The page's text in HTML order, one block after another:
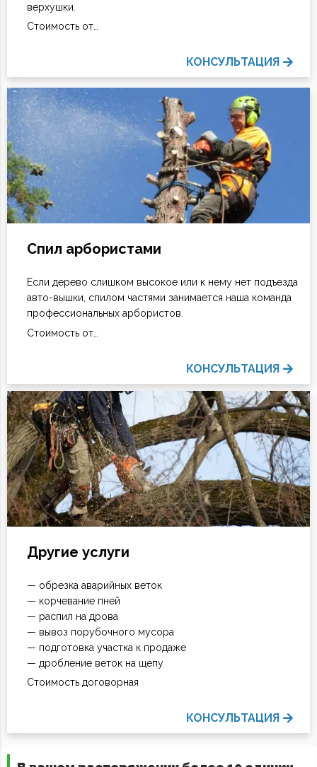
верхушки.
Стоимость от…
КОНСУЛЬТАЦИЯ
Спил арбористами
Если дерево слишком высокое или к нему нет подъезда
авто-вышки, спилом частями занимается наша команда
профессиональных арбористов.
Стоимость от…
КОНСУЛЬТАЦИЯ
Другие услуги
— обрезка аварийных веток
— корчевание пней
— распил на дрова
— вывоз порубочного мусора
— подготовка участка к продаже
— дробление веток на щепу
Стоимость договорная
КОНСУЛЬТАЦИЯ
Позвоните нам
(095) 060-39-70
(093) 017-74-07